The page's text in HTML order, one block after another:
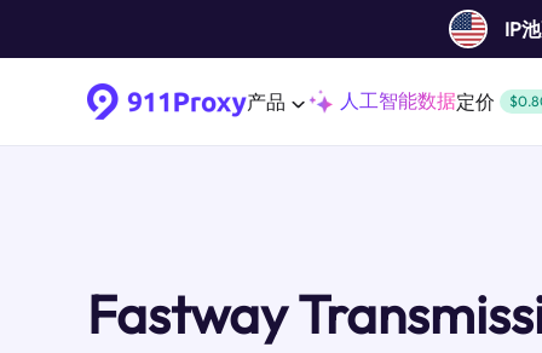
IP
产品 人工智能数据定价
Fastway